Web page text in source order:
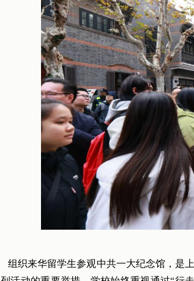
组织来华留学生参观中共一大纪念馆，是